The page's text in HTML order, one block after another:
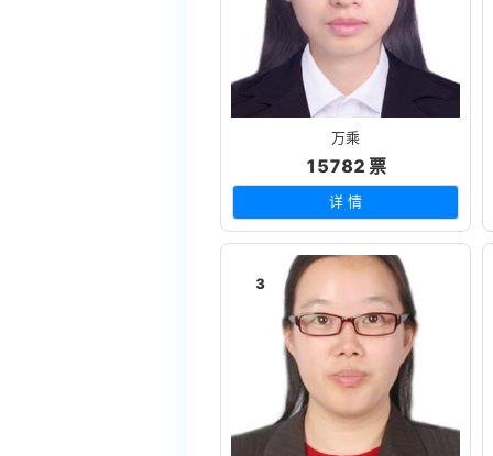
万乘
15782 票
详 情
3